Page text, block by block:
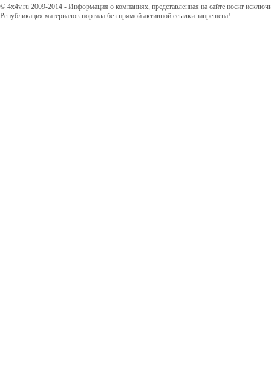
© 4x4v.ru 2009-2014 - Информация о компаниях, представленная на сайте носит
Републикация материалов портала без прямой активной ссылки запрещена!